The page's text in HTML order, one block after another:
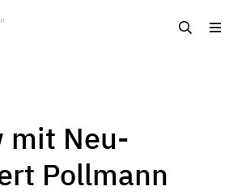
Unternehmensberatung
Schleswig-
Holstein
Suche
mit Neu-
Pollmann